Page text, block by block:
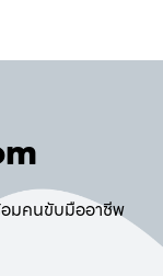
อมคนขับมืออาชีพ